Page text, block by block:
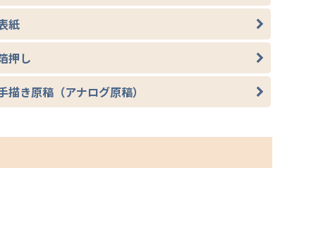
紙
押し
描き原稿（アナログ原稿）